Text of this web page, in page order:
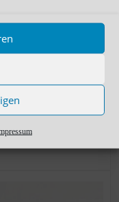
SV Manching am
der